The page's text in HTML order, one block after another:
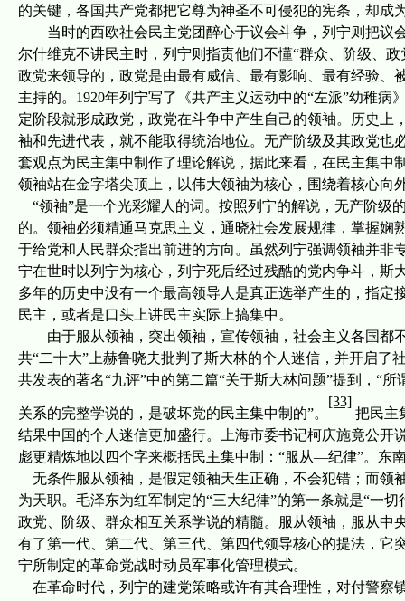
的关键，各国共产党都把它尊为神圣不可侵犯的宪条，却成
当时的西欧社会民主党团醉心于议会斗争，列宁则把
尔什维克不讲民主时，列宁则指责他们不懂“群众、阶级、
政党来领导的，政党是由最有威信、最有影响、最有经验
主持的。 1920年列宁写了 《共产主义运动中的“左派”幼稚病
定阶段就形成政党，政党在斗争中产生自己的领袖。历史
袖和先进代表，就不能取得统治地位。无产阶级及其政党
套观点为民主集中制作了理论解说，据此来看， 在民主集中
领袖站在金字塔尖顶上，以伟大领袖为核心，围绕着核心向
“领袖”是一个光彩耀人的词。按照列宁的解说，无产阶
的。领袖必须精通马克思主义，通晓社会发展规律，掌握
于给党和人民群众指出前进的方向。虽然列宁强调领袖并
宁在世时以列宁为核心，列宁死后经过残酷的党内争斗，
多年的历史中没有一个最高领导人是真正选举产生的，指
民主，或者是口头上讲民主实际上搞集中。
由于服从领袖，突出领袖，宣传领袖，社会主义各国都
共“二十大”上赫鲁哓夫批判了斯大林的个人迷信，并开启
共发表的著名“九评”中的第二篇“关于斯大林问题”提到，“
关系的完整学说的，是破坏党的民主集中制的”。
[33]
把民主
结果中国的个人迷信更加盛行。上海市委书记柯庆施竟公开
彪更精炼地以四个字来概括民主集中制：“服从—纪律”。 东
无条件服从领袖，是假定领袖天生正确，不会犯错；而领
为天职。毛泽东为红军制定的“三大纪律”的第一条就是“一
政党、阶级、群众相互关系学说的精髓。服从领袖，服从
有了第一代、第二代、第三代、第四代领导核心的提法，
宁所制定的革命党战时动员军事化管理模式。
在革命时代，列宁的建党策略或许有其合理性，对付警